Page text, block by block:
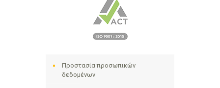
Προστασία προσωπικών
δεδομένων